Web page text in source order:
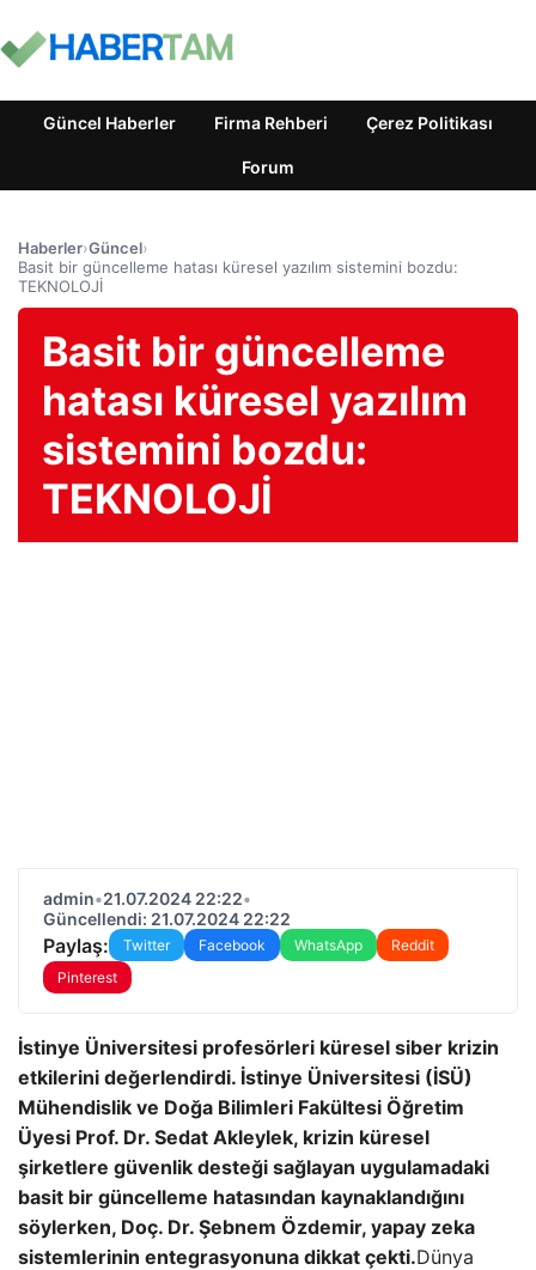
Güncel Haberler Firma Rehberi Çerez Politikası
Forum
Haberler›Güncel›
Basit bir güncelleme hatası küresel yazılım sistemini bozdu:
TEKNOLOJİ
Basit bir güncelleme
hatası küresel yazılım
sistemini bozdu:
TEKNOLOJİ
admin•21.07.2024 22:22•
Güncellendi: 21.07.2024 22:22
Paylaş: Twitter Facebook WhatsApp
Reddit
Pinterest
İstinye Üniversitesi profesörleri küresel siber krizin
etkilerini değerlendirdi. İstinye Üniversitesi (İSÜ)
Mühendislik ve Doğa Bilimleri Fakültesi Öğretim
Üyesi Prof. Dr. Sedat Akleylek, krizin küresel
şirketlere güvenlik desteği sağlayan uygulamadaki
basit bir güncelleme hatasından kaynaklandığını
söylerken, Doç. Dr. Şebnem Özdemir, yapay zeka
sistemlerinin entegrasyonuna dikkat çekti.Dünya